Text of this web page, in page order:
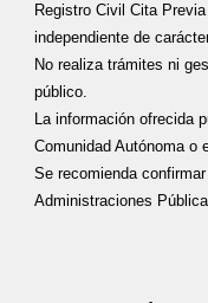
Registro Civil Cita
independiente de
No realiza trámites ni
público.
La información ofrecida
Comunidad Autónoma o
Se recomienda
Administraciones